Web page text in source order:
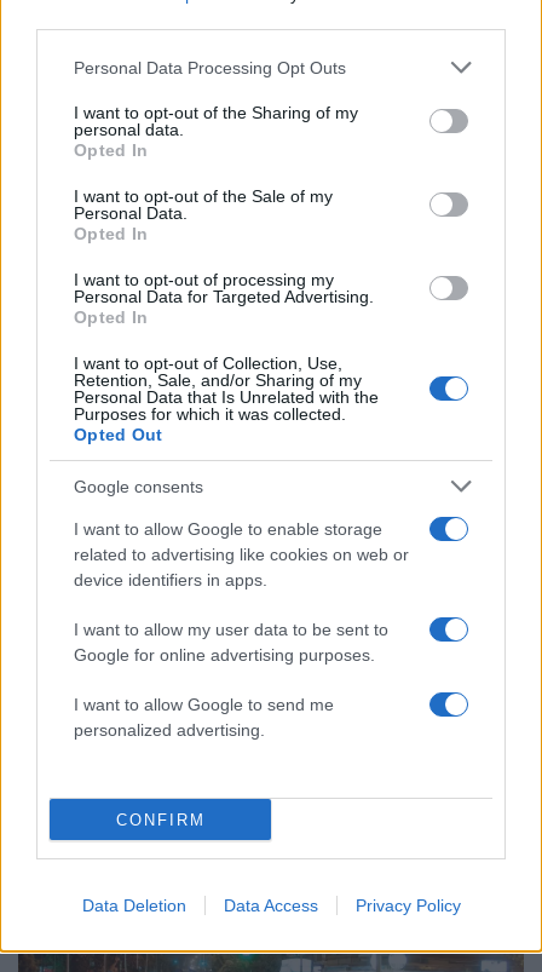
Please note that this website/app uses one or more Google
not limited to your visit or usage behaviour. You may click to
grant or deny consent to Google and its third-party tags to
use your data for below specified purposes in below Google
consent section.
Personal Data Processing Opt Outs
I want to opt-out of the Sharing of my
personal data.
Opted In
I want to opt-out of the Sale of my
Personal Data.
Opted In
I want to opt-out of processing my
Personal Data for Targeted Advertising.
Opted In
I want to opt-out of Collection, Use,
Retention, Sale, and/or Sharing of my
Personal Data that Is Unrelated with the
Purposes for which it was collected.
Opted Out
Google consents
I want to allow Google to enable storage
related to advertising like cookies on web or
device identifiers in apps.
I want to allow my user data to be sent to
Google for online advertising purposes.
I want to allow Google to send me
personalized advertising.
CONFIRM
Data Deletion Data Access Privacy Policy
Συγκινητικές στιγμές στον αγώνα μνήμης για
τους 57 νεκρούς των Τεμπών - Έτρεξαν και
συγγενείς των θυμάτων
Κυκλοφοριακές ρυθμίσεις την Κυριακή στη